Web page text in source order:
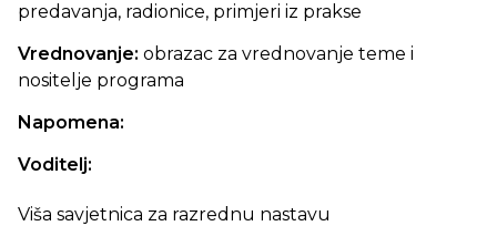
predavanja, radionice, primjeri iz prakse
Vrednovanje: obrazac za vrednovanje teme i
nositelje programa
Napomena:
Voditelj:
Viša savjetnica za razrednu nastavu